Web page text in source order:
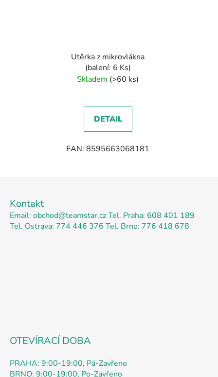
Utěrka z mikrovlákna
(balení: 6 Ks)
Skladem (>60 ks)
DETAIL
EAN: 8595663068181
Kontakt
Email: obchod@teamstar.czTel. Praha: 608 401 189
Tel. Ostrava: 774 446 376 Tel. Brno: 776 418 678
OTEVÍRACÍ DOBA
PRAHA: 9:00-19:00, Pá-Zavřeno
BRNO: 9:00-19:00, Po-Zavřeno